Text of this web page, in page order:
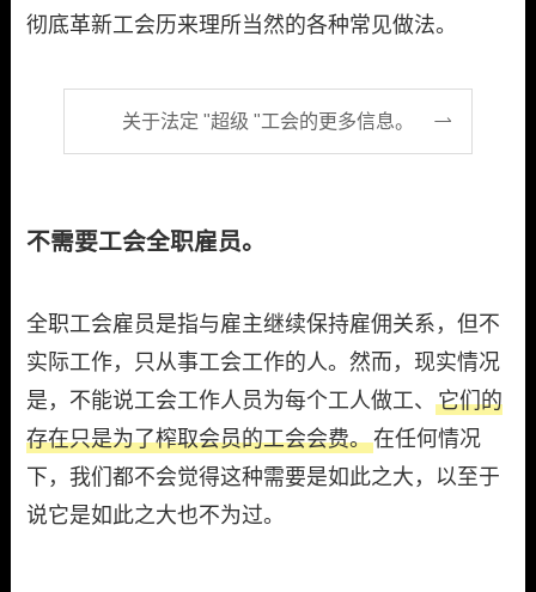
彻底革新工会历来理所当然的各种常见做法。
关于法定 "超级 "工会的更多信息。
不需要工会全职雇员。
全职工会雇员是指与雇主继续保持雇佣关系，但不
实际工作，只从事工会工作的人。然而，现实情况
是，不能说工会工作人员为每个工人做工、它们的
存在只是为了榨取会员的工会会费。在任何情况
下，我们都不会觉得这种需要是如此之大，以至于
说它是如此之大也不为过。